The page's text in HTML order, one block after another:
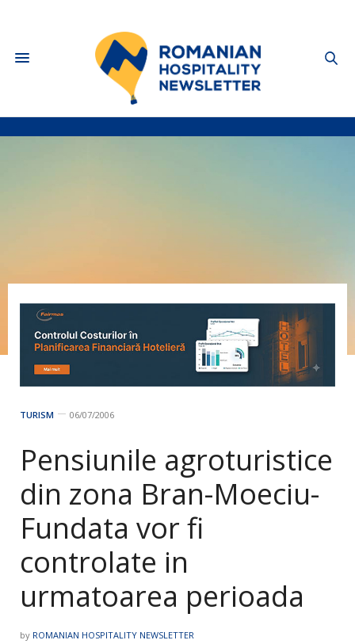
TURISM 06/07/2006
Pensiunile agroturistice
din zona Bran-Moeciu-
Fundata vor fi
controlate in
urmatoarea perioada
by ROMANIAN HOSPITALITY NEWSLETTER